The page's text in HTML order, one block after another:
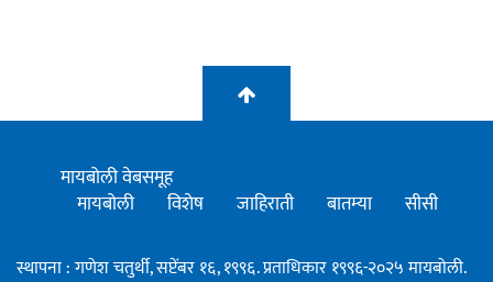
मायबोली वेबसमूह
मायबोली
विशेष जाहिराती बातम्या सीसी
स्थापना : गणेश चतुर्थी, सप्टेंबर १६, १९९६. प्रताधिकार १९९६-२०२५ मायबोली.